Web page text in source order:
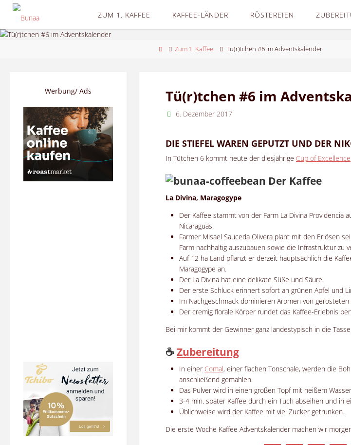
ZUM 1. KAFFEE KAFFEE-LÄNDER RÖSTEREIEN
HomeZum 1. Kaffee Tü(r)tchen #6 im Adventskalender
Tü(r)tchen #6 im
6. Dezember 2017
DIE STIEFEL WAREN GEPUTZT UND DER
In Tütchen 6 kommt heute der diesjährige Cup of Excellence
Der Kaffee
La Divina, Maragogype
Der Kaffee stammt von der Farm La Divina Providencia
Nicaraguas.
Farmer Misael Sauceda Olivera plant mit den Erlösen
Farm nachhaltig auszubauen sowie die Infrastruktur zu
Auf 12 ha Land pflanzt er derzeit hauptsächlich die
Maragogype an.
Der La Divina hat eine delikate Süße und Säure.
Der erste Schluck erinnert sofort an grünen Apfel und
Im Nachgeschmack dominieren Aromen von
Der cremig florale Körper rundet das Kaffee-Erlebnis
Bei mir kommt der Gewinner ganz landestypisch in die
☕Zubereitung
In einer Comal, einer flachen Tonschale, werden die
anschließend gemahlen.
Das Pulver wird in einen großen Topf mit heißem
3-4 min. später Kaffee durch ein Tuch abseihen und in
Üblichweise wird der Kaffee mit viel Zucker getrunken.
Die erste Woche Kaffee Adventskalender machen wir
Werbung/ Ads